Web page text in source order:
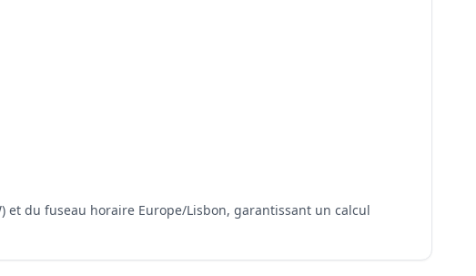
et du fuseau horaire Europe/Lisbon, garantissant un calcul